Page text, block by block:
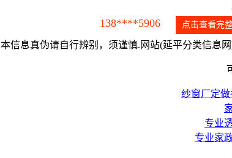
138****5906 点击查看完
本信息真伪请自行辨别，须谨慎.网站(延平分类信息
纱窗厂定
专业
专业家